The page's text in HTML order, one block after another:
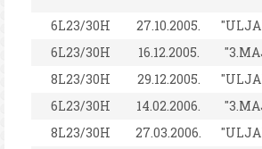
6L23/30H 27.10.2005.
6L23/30H
16.12.2005.
8L23/30H
29.12.2005.
6L23/30H
14.02.2006.
8L23/30H
27.03.2006.